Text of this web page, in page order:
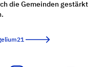
die Gemeinden gestärkt